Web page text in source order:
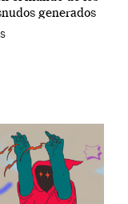
generados